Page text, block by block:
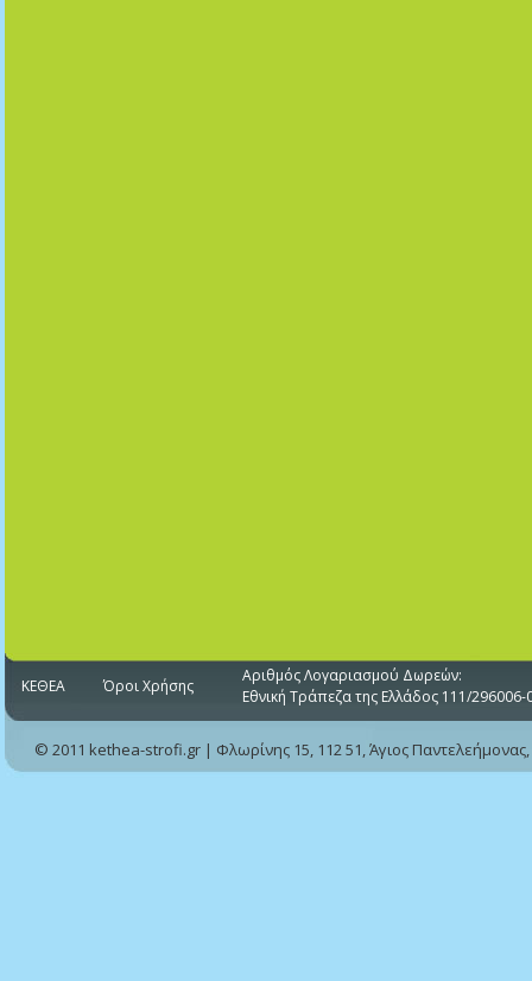
ΚΕΘΕΑ Όροι Χρήσης
Αριθμός Λογαριασμού Δωρεών:
Εθνική Τράπεζα της Ελλάδος 111/296006-
© 2011 kethea-strofi.gr | Φλωρίνης 15, 112 51, Άγιος Παντελεήμονας,